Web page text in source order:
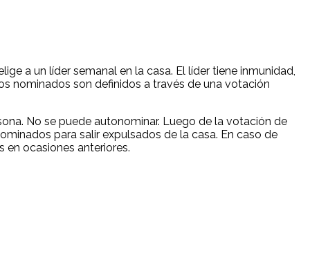
a un líder semanal en la casa. El líder tiene inmunidad,
nominados son definidos a través de una votación
No se puede autonominar. Luego de la votación de
para salir expulsados de la casa. En caso de
ocasiones anteriores.